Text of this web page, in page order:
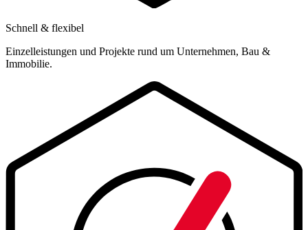
Schnell & flexibel
Einzelleistungen und Projekte rund um Unternehmen, Bau &
Immobilie.